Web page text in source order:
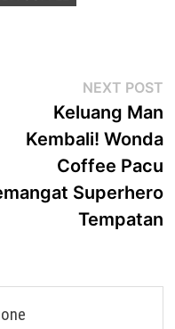
NEXT POST
Keluang Man
Kembali! Wonda
Coffee Pacu
Superhero
Tempatan